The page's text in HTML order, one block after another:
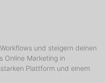
und steigern deinen
Online Marketing in
Plattform und einem